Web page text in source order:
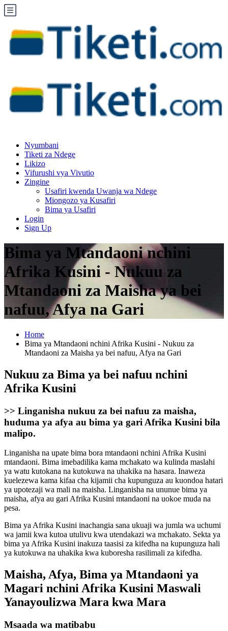
Nyumbani
Tiketi za Ndege
Likizo
Vifurushi vya Vivutio
Zingine
Usafiri kwenda Uwanja wa Ndege
Miongozo ya Kusafiri
Bima ya Usafiri
Login
Sign Up
Bima ya Mtandaoni nchini
Afrika Kusini - Nukuu za
Mtandaoni za Maisha ya bei
nafuu, Afya na Gari
Home
Bima ya Mtandaoni nchini Afrika Kusini - Nukuu za
Mtandaoni za Maisha ya bei nafuu, Afya na Gari
Nukuu za Bima ya bei nafuu nchini
Afrika Kusini
>> Linganisha nukuu za bei nafuu za maisha,
huduma ya afya au bima ya gari Afrika Kusini bila
malipo.
Linganisha na upate bima bora mtandaoni nchini Afrika Kusini
mtandaoni. Bima imebadilika kama mchakato wa kulinda maslahi
ya watu kutokana na kutokuwa na uhakika na hasara. Inaweza
kuelezewa kama kifaa cha kijamii cha kupunguza au kuondoa hatari
ya upotezaji wa mali na maisha. Linganisha na ununue bima ya
maisha, afya au gari Afrika Kusini mtandaoni na uokoe muda na
pesa.
Bima ya Afrika Kusini inachangia sana ukuaji wa jumla wa uchumi
wa jamii kwa kutoa utulivu kwa utendakazi wa mchakato. Sekta ya
bima ya Afrika Kusini inakuza taasisi za kifedha na kupunguza hali
ya kutokuwa na uhakika kwa kuboresha rasilimali za kifedha.
Maisha, Afya, Bima ya Mtandaoni ya
Magari nchini Afrika Kusini Maswali
Yanayoulizwa Mara kwa Mara
Msaada wa matibabu